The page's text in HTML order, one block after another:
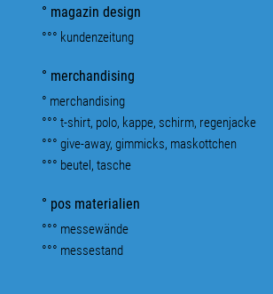
° magazin design
°°° kundenzeitung
° merchandising
° merchandising
°°° t-shirt, polo, kappe, schirm, regenjacke
°°° give-away, gimmicks, maskottchen
°°° beutel, tasche
° pos materialien
°°° messewände
°°° messestand